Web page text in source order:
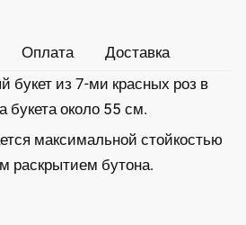
Оплата
Доставка
букет из 7-ми красных роз в
около 55 см.
максимальной стойкостью
раскрытием бутона.